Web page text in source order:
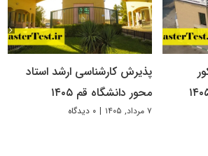
پذیرش کارشناسی ارشد استاد
محور دانشگاه قم ۱۴۰۵
۷ مرداد, ۱۴۰۵ | ۰ دیدگاه